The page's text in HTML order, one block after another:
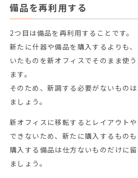
備品を再利用する
2つ目は備品を再利用することです。
新たに什器や備品を購入するよりも
いたものを新オフィスでそのまま使
ます。
そのため、新調する必要がないもの
ましょう。
新オフィスに移転するとレイアウト
できないため、新たに購入するものも
購入する備品は仕方ないものだけに
ましょう。